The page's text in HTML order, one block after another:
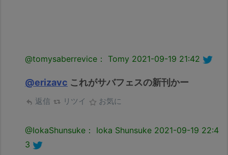
@tomysaberrevice： Tomy 2021-09-19 21:42
@erizavc これがサバフェスの新刊かー
返信 リツイ お気に
@IokaShunsuke： Ioka Shunsuke 2021-09-19 22:4
3